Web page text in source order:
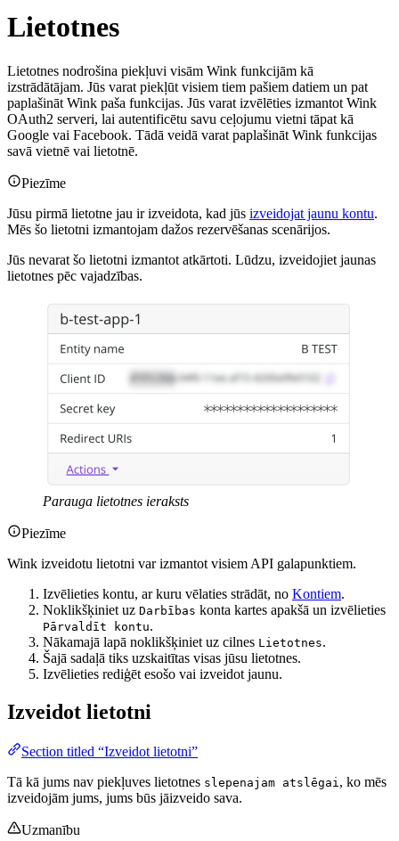
Lietotnes
Lietotnes nodrošina piekļuvi visām Wink funkcijām kā
izstrādātājam. Jūs varat piekļūt visiem tiem pašiem datiem un pat
paplašināt Wink paša funkcijas. Jūs varat izvēlēties izmantot Wink
OAuth2 serveri, lai autentificētu savu ceļojumu vietni tāpat kā
Google vai Facebook. Tādā veidā varat paplašināt Wink funkcijas
savā vietnē vai lietotnē.
Piezīme
Jūsu pirmā lietotne jau ir izveidota, kad jūs izveidojat jaunu kontu.
Mēs šo lietotni izmantojam dažos rezervēšanas scenārijos.
Jūs nevarat šo lietotni izmantot atkārtoti. Lūdzu, izveidojiet jaunas
lietotnes pēc vajadzības.
Parauga lietotnes ieraksts
Piezīme
Wink izveidotu lietotni var izmantot visiem API galapunktiem.
Izvēlieties kontu, ar kuru vēlaties strādāt, no Kontiem.
Noklikšķiniet uz Darbības konta kartes apakšā un izvēlieties
Pārvaldīt kontu.
Nākamajā lapā noklikšķiniet uz cilnes Lietotnes.
Šajā sadaļā tiks uzskaitītas visas jūsu lietotnes.
Izvēlieties rediģēt esošo vai izveidot jaunu.
Izveidot lietotni
Section titled “Izveidot lietotni”
Tā kā jums nav piekļuves lietotnes slepenajam atslēgai , ko mēs
izveidojām jums, jums būs jāizveido sava.
Uzmanību